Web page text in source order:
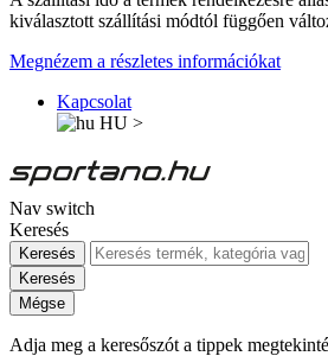
kiválasztott szállítási módtól függően
Megnézem a részletes információkat
Kapcsolat
HU >
Nav switch
Keresés
Keresés
Keresés
Mégse
Adja meg a keresőszót a tippek